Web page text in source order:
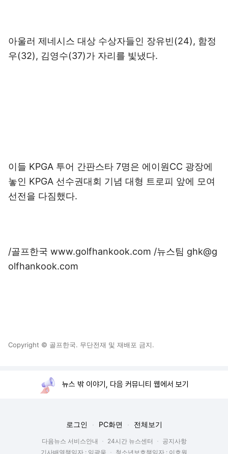
아울러 제네시스 대상 수상자들인 장유빈(24), 함정
우(32), 김영수(37)가 자리를 빛냈다.
이들 KPGA 투어 간판스타 7명은 에이원CC 광장에
놓인 KPGA 선수권대회 기념 대형 트로피 앞에 모여
선전을 다짐했다.
/골프한국 www.golfhankook.com /뉴스팀 ghk@g
olfhankook.com
Copyright © 골프한국. 무단전재 및 재배포 금지.
뉴스 밖 이야기, 다음 커뮤니티 웹에서 보기
로그인 PC화면 전체보기
다음뉴스 서비스안내 24시간 뉴스센터
공지사항
기사배열책임자 : 임광욱
청소년보호책임자 : 이호원